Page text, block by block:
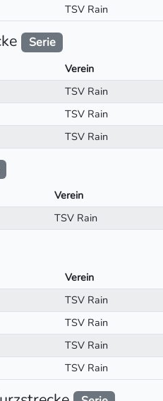
TSV Rain
Serie
Verein
TSV Rain
TSV Rain
TSV Rain
Verein
TSV Rain
Verein
TSV Rain
TSV Rain
TSV Rain
TSV Rain